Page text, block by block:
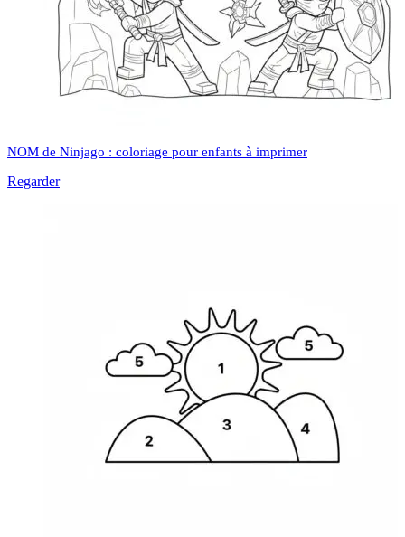
NOM de Ninjago : coloriage pour enfants à imprimer
Regarder